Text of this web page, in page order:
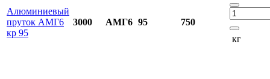
Алюминиевый
пруток АМГ6
кр 95
3000 АМГ6 95
750
кг